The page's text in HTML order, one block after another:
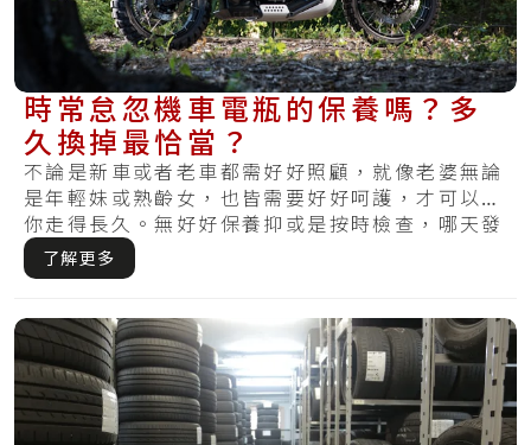
時常怠忽機車電瓶的保養嗎？多
久換掉最恰當？
不論是新車或者老車都需好好照顧，就像老婆無論
是年輕妹或熟齡女，也皆需要好好呵護，才可以陪
你走得長久。無好好保養抑或是按時檢查，哪天發
覺受.....
了解更多